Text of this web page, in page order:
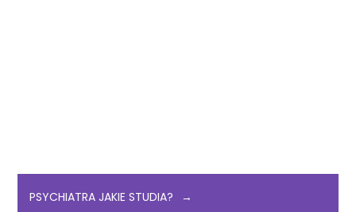
PSYCHIATRA JAKIE STUDIA?